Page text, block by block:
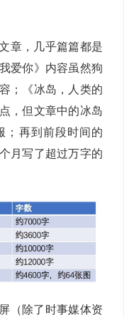
章，几乎篇篇都是
爱你》内容虽然狗
；《冰岛，人类的
，但文章中的冰岛
；再到前段时间的
月写了超过万字的
（除了时事媒体资